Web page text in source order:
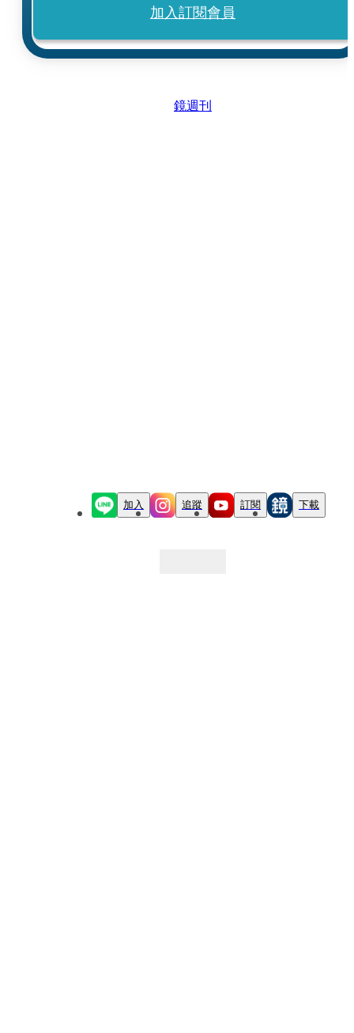
加入訂閱會員
鏡週刊
加入 追蹤 訂閱 下載